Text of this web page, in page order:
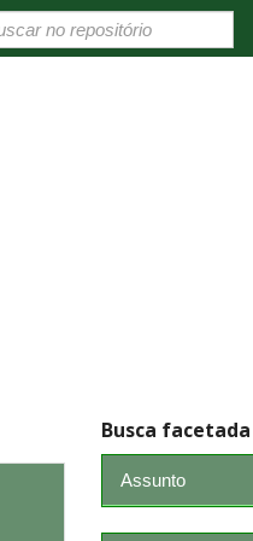
Busca facetada
Assunto